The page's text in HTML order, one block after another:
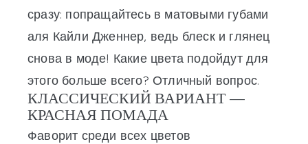
сразу: попращайтесь в матовыми губами
аля Кайли Дженнер, ведь блеск и глянец
снова в моде! Какие цвета подойдут для
этого больше всего? Отличный вопрос.
КЛАССИЧЕСКИЙ ВАРИАНТ —
КРАСНАЯ ПОМАДА
Фаворит среди всех цветов